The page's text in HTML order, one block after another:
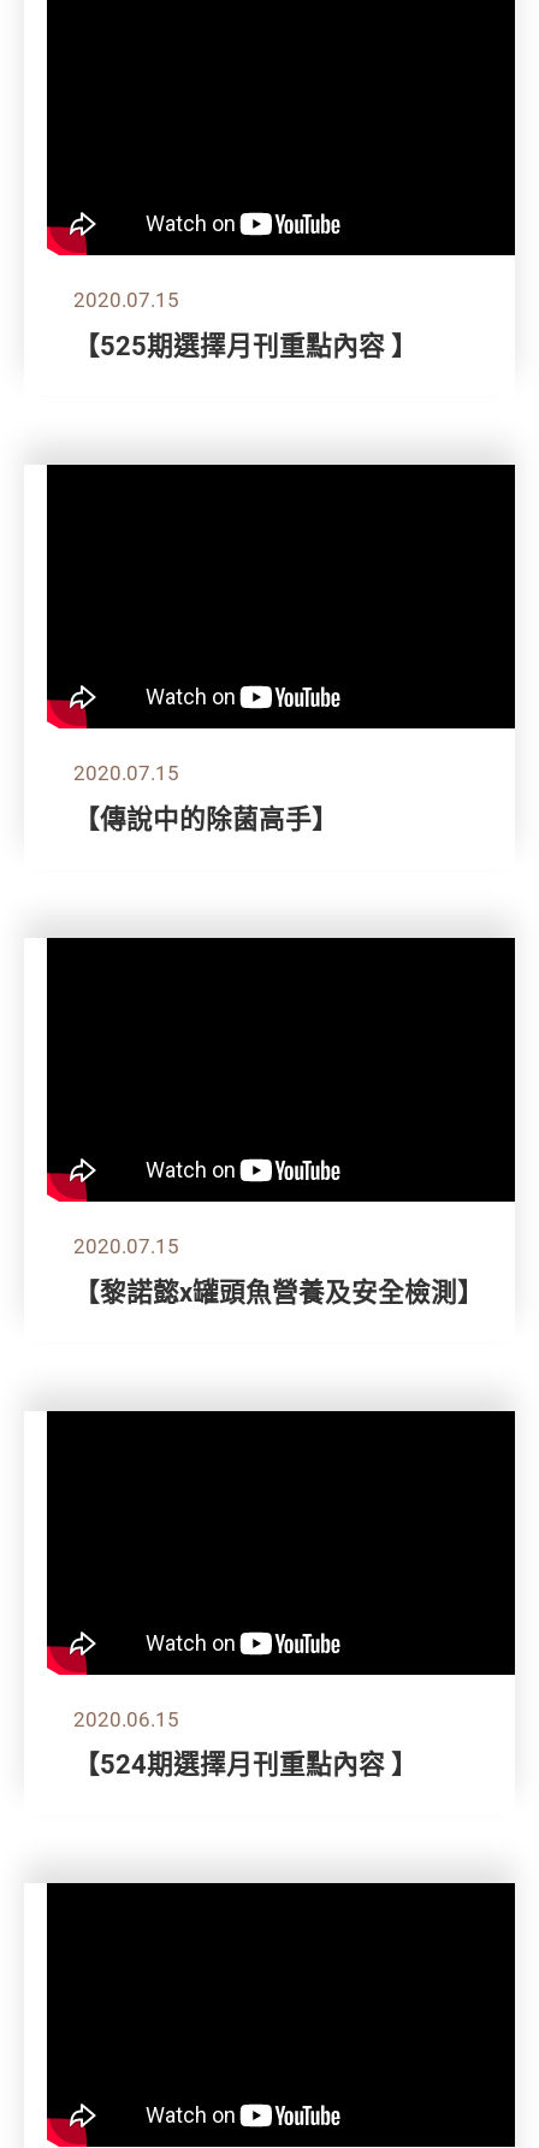
2020.07.15
【525期選擇月刊重點內容 】
2020.07.15
【傳說中的除菌高手】
2020.07.15
【黎諾懿x罐頭魚營養及安全檢測】
2020.06.15
【524期選擇月刊重點內容 】